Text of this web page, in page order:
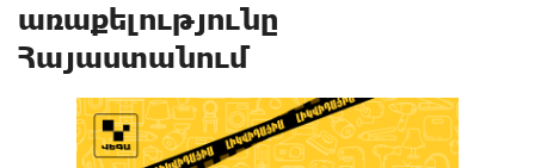
առաքելությունը
Հայաստանում